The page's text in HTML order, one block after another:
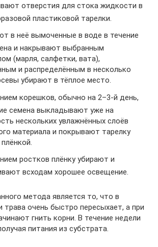
отверстия для стока жидкости в
пластиковой тарелки.
в неё вымоченные в воде в течение
и накрывают выбранным
(марля, салфетки, вата),
и распределённым в несколько
убирают в тёплое место.
корешков, обычно на 2–3-й день,
семена выкладывают уже на
нескольких увлажнённых слоёв
материала и покрывают тарелку
ростков плёнку убирают и
всходам хорошее освещение.
метода является то, что в
трава очень быстро пересыхает, а при
гнить корни. В течение недели
питания из субстрата.